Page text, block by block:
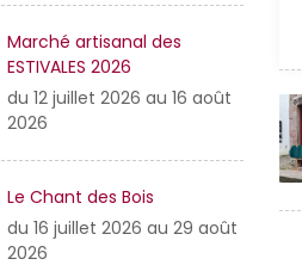
Marché artisanal des
ESTIVALES 2026
du 12 juillet 2026 au 16 août
2026
Le Chant des Bois
du 16 juillet 2026 au 29 août
2026